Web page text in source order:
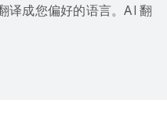
译成您偏好的语言。AI 翻